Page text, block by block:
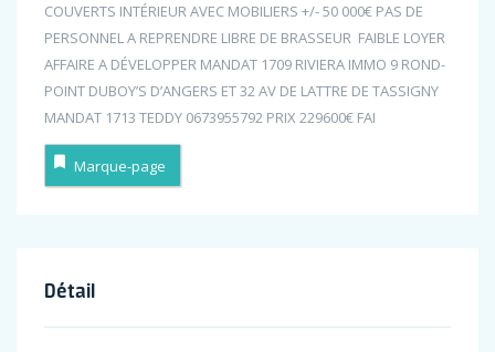
COUVERTS INTÉRIEUR AVEC MOBILIERS +/- 50 000€ PAS DE
PERSONNEL A REPRENDRE LIBRE DE BRASSEUR FAIBLE LOYER
AFFAIRE A DÉVELOPPER MANDAT 1709 RIVIERA IMMO 9 ROND-
POINT DUBOY’S D’ANGERS ET 32 AV DE LATTRE DE TASSIGNY
MANDAT 1713 TEDDY 0673955792 PRIX 229600€ FAI
Marque-page
Détail